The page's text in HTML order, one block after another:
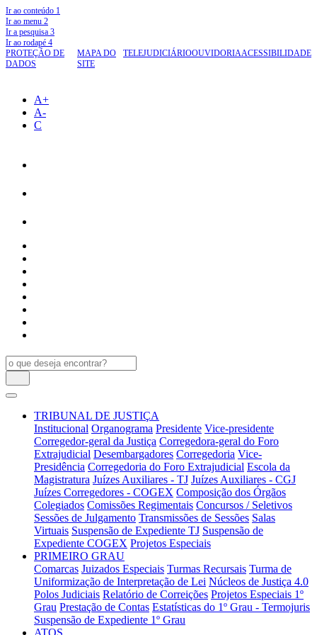
Ir ao conteúdo 1
Ir ao menu 2
Ir a pesquisa 3
Ir ao rodapé 4
PROTEÇÃO DE
DADOS
MAPA DO
SITE
TELEJUDICIÁRIOOUVIDORIAACESSIBILIDADE
A+
A-
C
TRIBUNAL DE JUSTIÇA
Institucional Organograma Presidente Vice-presidente
Corregedor-geral da Justiça Corregedora-geral do Foro
Extrajudicial Desembargadores Corregedoria Vice-
Presidência Corregedoria do Foro Extrajudicial Escola da
Magistratura Juízes Auxiliares - TJ Juízes Auxiliares - CGJ
Juízes Corregedores - COGEX Composição dos Órgãos
Colegiados Comissões Regimentais Concursos / Seletivos
Sessões de Julgamento Transmissões de Sessões Salas
Virtuais Suspensão de Expediente TJ Suspensão de
Expediente COGEX Projetos Especiais
PRIMEIRO GRAU
Comarcas Juizados Especiais Turmas Recursais Turma de
Uniformização de Interpretação de Lei Núcleos de Justiça 4.0
Polos Judiciais Relatório de Correições Projetos Especiais 1º
Grau Prestação de Contas Estatísticas do 1º Grau - Termojuris
Suspensão de Expediente 1º Grau
ATOS